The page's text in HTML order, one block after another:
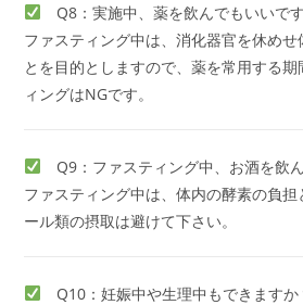
Q8：実施中、薬を飲んでもいいで
ファスティング中は、消化器官を休めせ
とを目的としますので、薬を常用する
ィングはNGです。
Q9：ファスティング中、お酒を飲
ファスティング中は、体内の酵素の負
ール類の摂取は避けて下さい。
Q10：妊娠中や生理中もできますか